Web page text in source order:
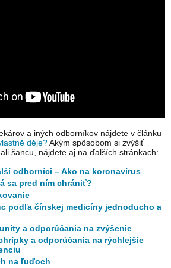
a iných odborníkov nájdete v článku
děje?Akým spôsobom si zvýšiť
šancu, nájdete aj na ďalších stránkach:
odborníci – Ako na koronavírus
sa pred ním chrániť?
podľa čínskej medicíny jednoducho a
a odporúčania na zvýšenie
a odporúčania na rýchlejšie
na ľuďoch